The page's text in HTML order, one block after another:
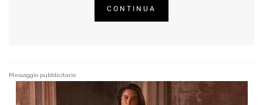
CONTINUA
Messaggio pubblicitario